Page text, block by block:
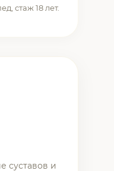
стаж 18 лет.
суставов и